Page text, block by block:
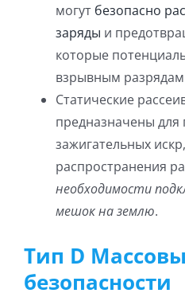
могут безопасно
заряды и
которые
взрывным
Статические
предназначены
зажигательных
распространения
необходимости
мешок на землю.
Тип D
безопасности